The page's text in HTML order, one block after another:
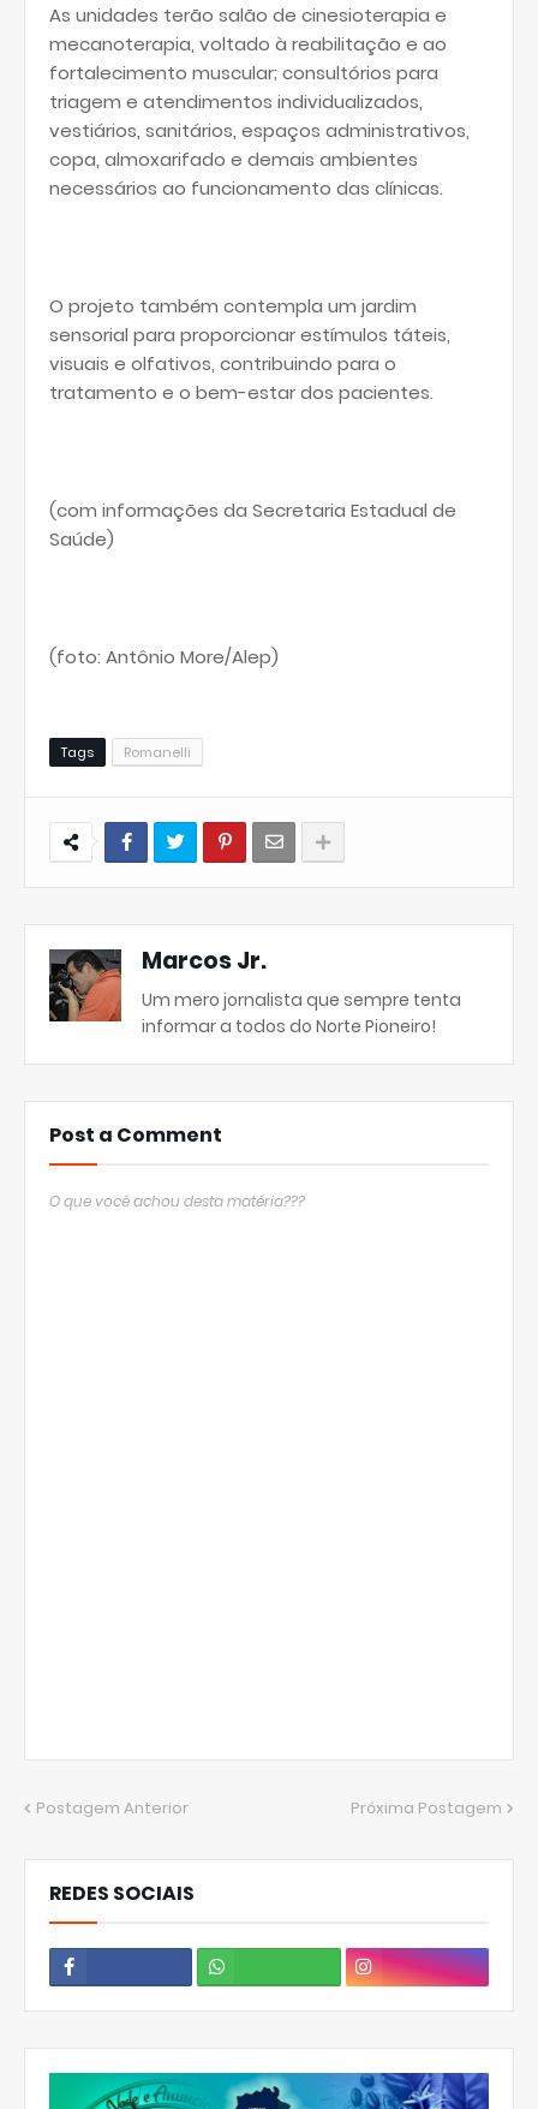
As unidades terão salão de cinesioterapia e
mecanoterapia, voltado à reabilitação e ao
fortalecimento muscular; consultórios para
triagem e atendimentos individualizados,
vestiários, sanitários, espaços administrativos,
copa, almoxarifado e demais ambientes
necessários ao funcionamento das clínicas.
O projeto também contempla um jardim
sensorial para proporcionar estímulos táteis,
visuais e olfativos, contribuindo para o
tratamento e o bem-estar dos pacientes.
(com informações da Secretaria Estadual de
Saúde)
(foto: Antônio More/Alep)
Tags Romanelli
Marcos Jr.
Um mero jornalista que sempre tenta
informar a todos do Norte Pioneiro!
Post a Comment
O que você achou desta matéria???
Postagem Anterior Próxima Postagem
REDES SOCIAIS